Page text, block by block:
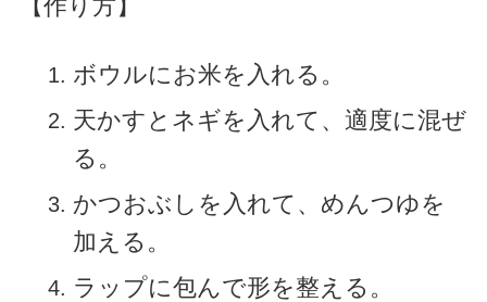
【作り方】
ボウルにお米を入れる。
天かすとネギを入れて、適度に混ぜ
る。
かつおぶしを入れて、めんつゆを
加える。
ラップに包んで形を整える。